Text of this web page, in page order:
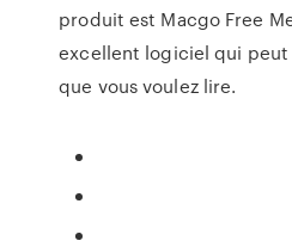
produit est Macgo Free
excellent logiciel qui
que vous voulez lire.